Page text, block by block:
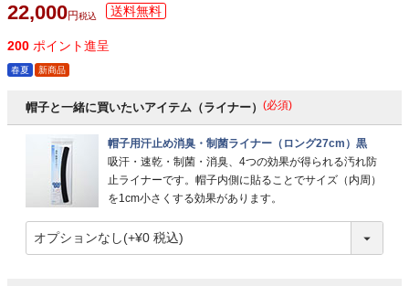
22,000 税込
200 ポイント進呈
春夏 新商品
帽子と一緒に買いたいアイテム（ライナー） (必須)
帽子用汗止め消臭・制菌ライナー（ロング27cm）黒
吸汗・速乾・制菌・消臭、4つの効果が得られる汚れ防
止ライナーです。帽子内側に貼ることでサイズ（内周）
を1cm小さくする効果があります。